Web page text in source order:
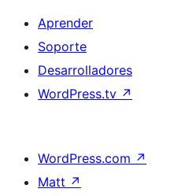
Aprender
Soporte
Desarrolladores
WordPress.tv ↗
WordPress.com ↗
Matt ↗